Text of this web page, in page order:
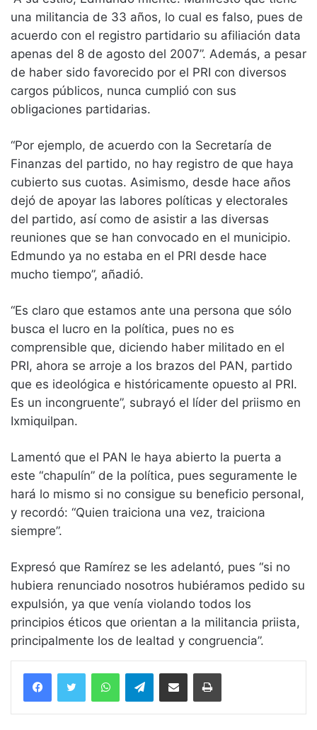
una militancia de 33 años, lo cual es falso, pues de
acuerdo con el registro partidario su afiliación data
apenas del 8 de agosto del 2007”. Además, a pesar
de haber sido favorecido por el PRI con diversos
cargos públicos, nunca cumplió con sus
obligaciones partidarias.
“Por ejemplo, de acuerdo con la Secretaría de
Finanzas del partido, no hay registro de que haya
cubierto sus cuotas. Asimismo, desde hace años
dejó de apoyar las labores políticas y electorales
del partido, así como de asistir a las diversas
reuniones que se han convocado en el municipio.
Edmundo ya no estaba en el PRI desde hace
mucho tiempo”, añadió.
“Es claro que estamos ante una persona que sólo
busca el lucro en la política, pues no es
comprensible que, diciendo haber militado en el
PRI, ahora se arroje a los brazos del PAN, partido
que es ideológica e históricamente opuesto al PRI.
Es un incongruente”, subrayó el líder del priismo en
Ixmiquilpan.
Lamentó que el PAN le haya abierto la puerta a
este “chapulín” de la política, pues seguramente le
hará lo mismo si no consigue su beneficio personal,
y recordó: “Quien traiciona una vez, traiciona
siempre”.
Expresó que Ramírez se les adelantó, pues “si no
hubiera renunciado nosotros hubiéramos pedido su
expulsión, ya que venía violando todos los
principios éticos que orientan a la militancia priista,
principalmente los de lealtad y congruencia”.
WhatsAppTelegramCompartir vía email Imprimir